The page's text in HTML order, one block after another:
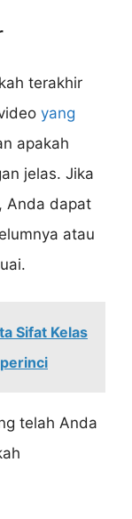
terakhir
yang
apakah
jelas. Jika
Anda dapat
atau
Sifat Kelas
telah Anda